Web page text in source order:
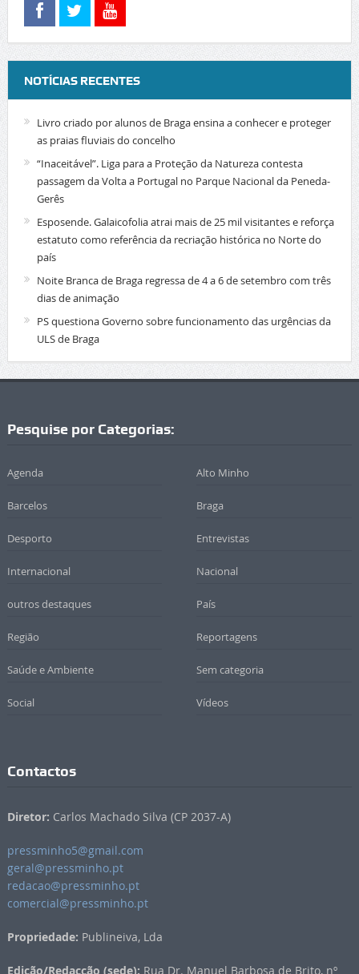
NOTÍCIAS RECENTES
Livro criado por alunos de Braga ensina a conhecer e proteger
as praias fluviais do concelho
“Inaceitável”. Liga para a Proteção da Natureza contesta
passagem da Volta a Portugal no Parque Nacional da Peneda-
Gerês
Esposende. Galaicofolia atrai mais de 25 mil visitantes e reforça
estatuto como referência da recriação histórica no Norte do
país
Noite Branca de Braga regressa de 4 a 6 de setembro com três
dias de animação
PS questiona Governo sobre funcionamento das urgências da
ULS de Braga
Pesquise por Categorias:
Agenda Alto Minho
Barcelos Braga
Desporto Entrevistas
Internacional Nacional
outros destaques País
Região Reportagens
Saúde e Ambiente Sem categoria
Social Vídeos
Contactos
Diretor: Carlos Machado Silva (CP 2037-A)
pressminho5@gmail.com
geral@pressminho.pt
redacao@pressminho.pt
comercial@pressminho.pt
Propriedade: Publineiva, Lda
Edição/Redacção (sede): Rua Dr. Manuel Barbosa de Brito, nº